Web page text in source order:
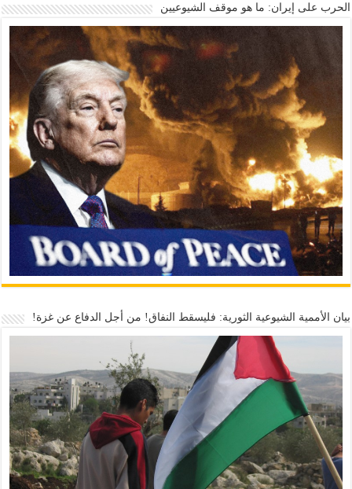
الحرب على إيران: ما هو موقف الشيوعيين
بيان الأممية الشيوعية الثورية: فليسقط النفاق! من أجل الدفاع عن غزة!